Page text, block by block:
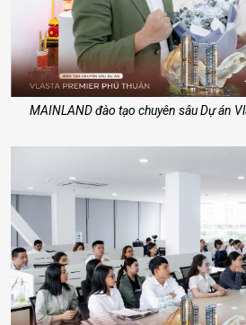
MAINLAND đào tạo chuyên sâu Dự án